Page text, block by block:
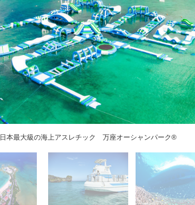
日本最大級の海上アスレチック 万座オーシャンパーク®
東シナ海に面した半島まるごとリゾートエリア
海中展望船 サブマリンJr.Ⅱ
海中展望船 サブマリンJr.Ⅱ
体験ダイビング
ビーチシュノーケリング
スタンドアップパドルボートスクール/SUP
ドラゴンボート
万座毛と海中展望船 サブマリンJr.Ⅱ
サンセットクルーズ